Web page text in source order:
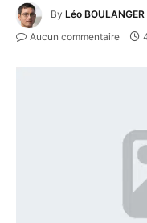
By Léo BOULANGER
Aucun commentaire